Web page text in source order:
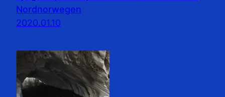
Nordnorwegen
2020.01.10